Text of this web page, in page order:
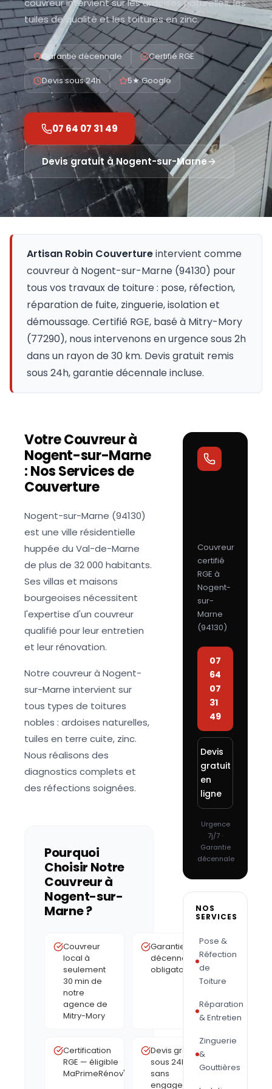
couvreur intervient sur les ardoises naturelles, les
tuiles de qualité et les toitures en zinc.
Garantie décennale Certifié RGE
Devis sous 24h 5★ Google
07 64 07 31 49
Devis gratuit àNogent-sur-Marne
Artisan Robin Couvertureintervient comme
couvreur à Nogent-sur-Marne (94130) pour
tous vos travaux de toiture : pose, réfection,
réparation de fuite, zinguerie, isolation et
démoussage. Certifié RGE, basé à Mitry-Mory
(77290), nous intervenons en urgence sous 2h
dans un rayon de 30 km. Devis gratuit remis
sous 24h, garantie décennale incluse.
Votre Couvreur à
Nogent-sur-Marne
: Nos Services de
Couverture
Nogent-sur-Marne (94130)
est une ville résidentielle
huppée du Val-de-Marne
de plus de 32 000 habitants.
Ses villas et maisons
bourgeoises nécessitent
l'expertise d'un couvreur
qualifié pour leur entretien
et leur rénovation.
Notre couvreur à Nogent-
sur-Marne intervient sur
tous types de toitures
nobles : ardoises naturelles,
tuiles en terre cuite, zinc.
Nous réalisons des
diagnostics complets et
des réfections soignées.
Pourquoi
Choisir Notre
Couvreur à
Nogent-sur-
Marne?
Couvreur
local à
seulement
30 min de
notre
agence de
Mitry-Mory
Garantie
décennale
obligatoire
Certification
RGE — éligible
MaPrimeRénov'
Devis gratuit
sous 24h,
sans
engagement
Couvreur
certifié
RGE à
Nogent-
sur-
Marne
(94130)
07
64
07
31
49
Devis
gratuit
en
ligne
Urgence
7j/7 ·
Garantie
décennale
NOS
SERVICES
Pose &
Réfection
de
Toiture
Réparation
& Entretien
Zinguerie
&
Gouttières